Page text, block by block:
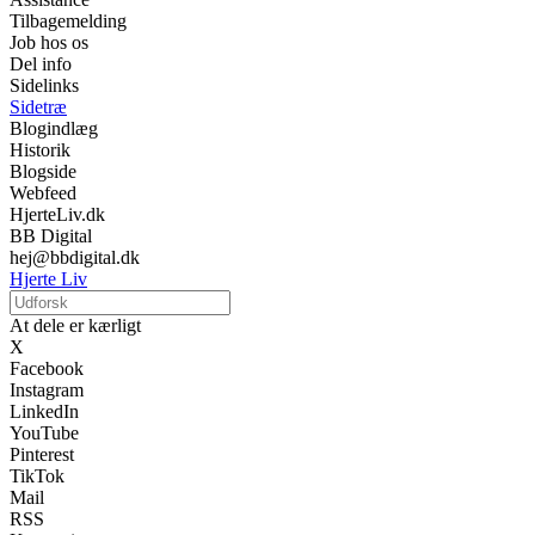
Tilbagemelding
Job hos os
Del info
Sidelinks
Sidetræ
Blogindlæg
Historik
Blogside
Webfeed
HjerteLiv.dk
BB Digital
hej@bbdigital.dk
Hjerte Liv
At dele er kærligt
X
Facebook
Instagram
LinkedIn
YouTube
Pinterest
TikTok
Mail
RSS